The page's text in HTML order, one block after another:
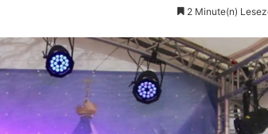
2 Minute(n)